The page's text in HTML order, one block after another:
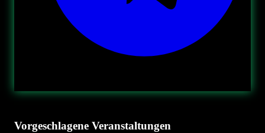
Vorgeschlagene Veranstaltungen